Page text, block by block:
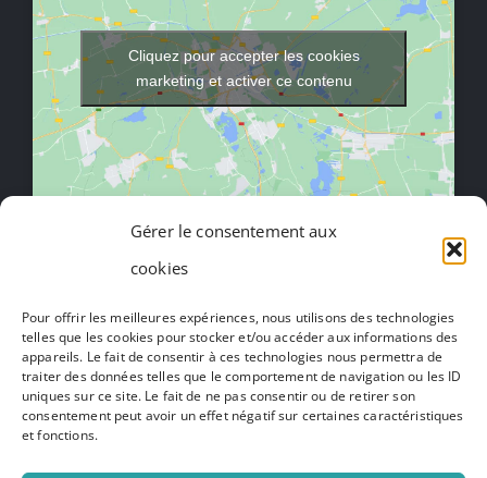
Gérer le consentement aux
cookies
Pour offrir les meilleures expériences, nous utilisons des technologies
telles que les cookies pour stocker et/ou accéder aux informations des
appareils. Le fait de consentir à ces technologies nous permettra de
traiter des données telles que le comportement de navigation ou les ID
uniques sur ce site. Le fait de ne pas consentir ou de retirer son
consentement peut avoir un effet négatif sur certaines caractéristiques
et fonctions.
Cliquez pour accepter les cookies
marketing et activer ce contenu
Mentions légales
Politique de confidentialité